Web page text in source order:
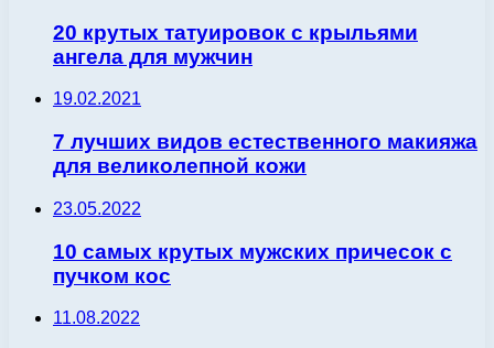
20 крутых татуировок с крыльями
ангела для мужчин
19.02.2021
7 лучших видов естественного макияжа
для великолепной кожи
23.05.2022
10 самых крутых мужских причесок с
пучком кос
11.08.2022